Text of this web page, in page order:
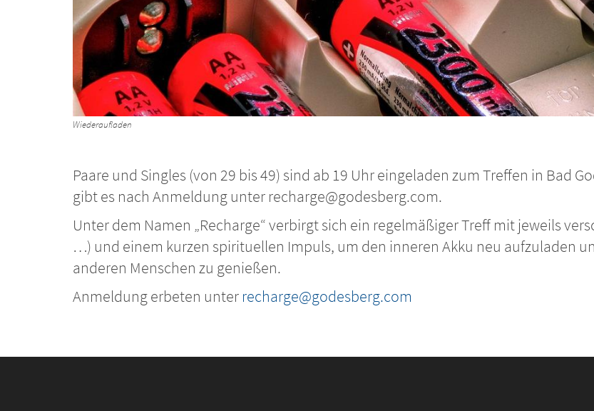
Wiederaufladen
Paare und Singles (von 29 bis 49) sind ab 19 Uhr eingeladen zum Treffen in Bad
gibt es nach Anmeldung unter recharge@godesberg.com.
Unter dem Namen „Recharge“ verbirgt sich ein regelmäßiger Treff mit jeweils
…) und einem kurzen spirituellen Impuls, um den inneren Akku neu aufzuladen
anderen Menschen zu genießen.
Anmeldung erbeten unter recharge@godesberg.com